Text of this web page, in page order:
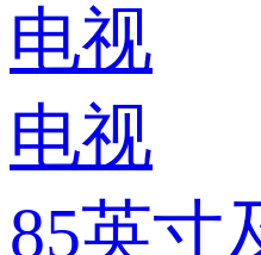
电视
电视
85英寸